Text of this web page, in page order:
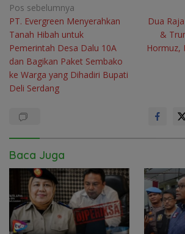
Navigasi
pos
Pos sebelumnya
PT. Evergreen Menyerahkan
Tanah Hibah untuk
Pemerintah Desa Dalu 10A
dan Bagikan Paket Sembako
ke Warga yang Dihadiri Bupati
Deli Serdang
Dua
&
Hormuz,
Baca Juga